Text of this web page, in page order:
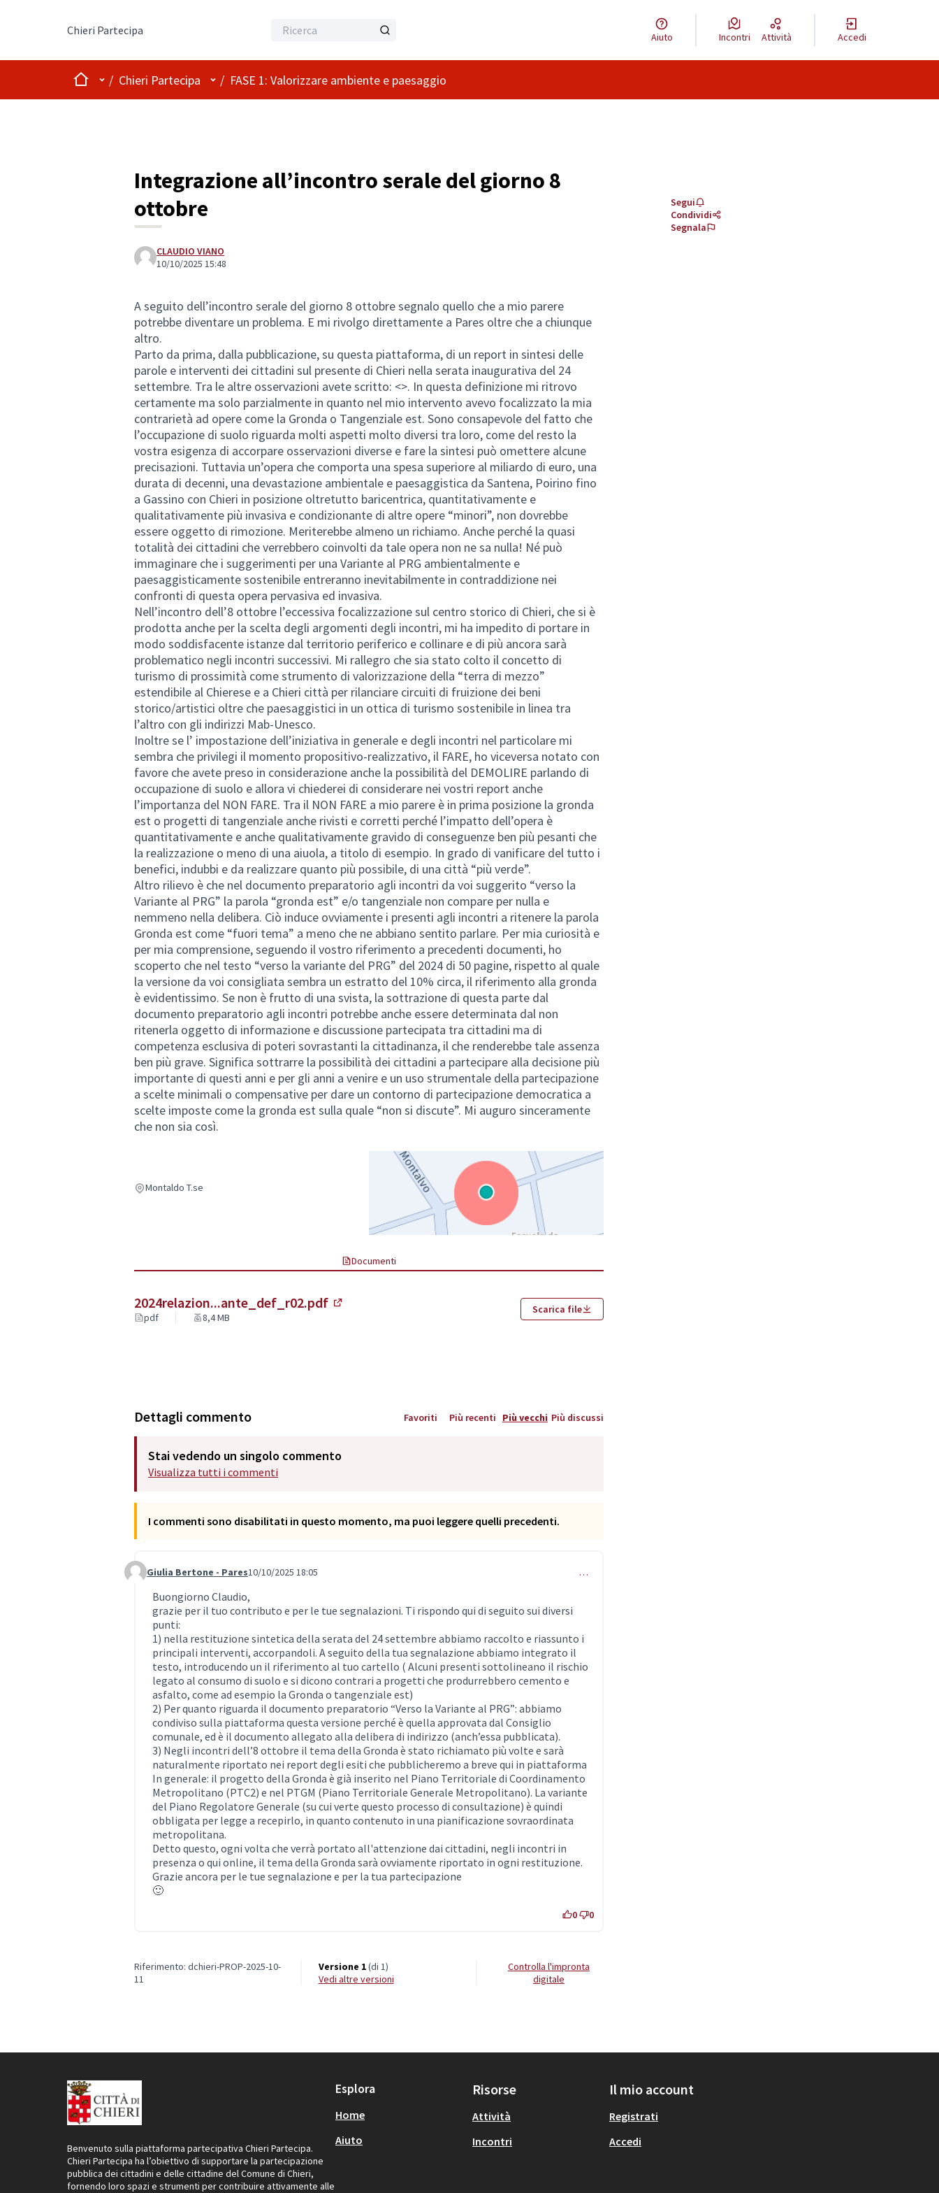
Chieri Partecipa Aiuto Incontri Attività Accedi
HomeMenù principale
/ Chieri Partecipa Menù utente
/ FASE 1: Valorizzare ambiente e paesaggio
Integrazione all’incontro serale del giorno 8
ottobre
CLAUDIO VIANO
10/10/2025 15:48
A seguito dell’incontro serale del giorno 8 ottobre segnalo quello che a mio parere
potrebbe diventare un problema. E mi rivolgo direttamente a Pares oltre che a chiunque
altro.
Parto da prima, dalla pubblicazione, su questa piattaforma, di un report in sintesi delle
parole e interventi dei cittadini sul presente di Chieri nella serata inaugurativa del 24
settembre. Tra le altre osservazioni avete scritto: <>. In questa definizione mi ritrovo
certamente ma solo parzialmente in quanto nel mio intervento avevo focalizzato la mia
contrarietà ad opere come la Gronda o Tangenziale est. Sono consapevole del fatto che
l’occupazione di suolo riguarda molti aspetti molto diversi tra loro, come del resto la
vostra esigenza di accorpare osservazioni diverse e fare la sintesi può omettere alcune
precisazioni. Tuttavia un’opera che comporta una spesa superiore al miliardo di euro, una
durata di decenni, una devastazione ambientale e paesaggistica da Santena, Poirino fino
a Gassino con Chieri in posizione oltretutto baricentrica, quantitativamente e
qualitativamente più invasiva e condizionante di altre opere “minori”, non dovrebbe
essere oggetto di rimozione. Meriterebbe almeno un richiamo. Anche perché la quasi
totalità dei cittadini che verrebbero coinvolti da tale opera non ne sa nulla! Né può
immaginare che i suggerimenti per una Variante al PRG ambientalmente e
paesaggisticamente sostenibile entreranno inevitabilmente in contraddizione nei
confronti di questa opera pervasiva ed invasiva.
Nell’incontro dell’8 ottobre l’eccessiva focalizzazione sul centro storico di Chieri, che si è
prodotta anche per la scelta degli argomenti degli incontri, mi ha impedito di portare in
modo soddisfacente istanze dal territorio periferico e collinare e di più ancora sarà
problematico negli incontri successivi. Mi rallegro che sia stato colto il concetto di
turismo di prossimità come strumento di valorizzazione della “terra di mezzo”
estendibile al Chierese e a Chieri città per rilanciare circuiti di fruizione dei beni
storico/artistici oltre che paesaggistici in un ottica di turismo sostenibile in linea tra
l’altro con gli indirizzi Mab-Unesco.
Inoltre se l’ impostazione dell’iniziativa in generale e degli incontri nel particolare mi
sembra che privilegi il momento propositivo-realizzativo, il FARE, ho viceversa notato con
favore che avete preso in considerazione anche la possibilità del DEMOLIRE parlando di
occupazione di suolo e allora vi chiederei di considerare nei vostri report anche
l’importanza del NON FARE. Tra il NON FARE a mio parere è in prima posizione la gronda
est o progetti di tangenziale anche rivisti e corretti perché l’impatto dell’opera è
quantitativamente e anche qualitativamente gravido di conseguenze ben più pesanti che
la realizzazione o meno di una aiuola, a titolo di esempio. In grado di vanificare del tutto i
benefici, indubbi e da realizzare quanto più possibile, di una città “più verde”.
Altro rilievo è che nel documento preparatorio agli incontri da voi suggerito “verso la
Variante al PRG” la parola “gronda est” e/o tangenziale non compare per nulla e
nemmeno nella delibera. Ciò induce ovviamente i presenti agli incontri a ritenere la parola
Gronda est come “fuori tema” a meno che ne abbiano sentito parlare. Per mia curiosità e
per mia comprensione, seguendo il vostro riferimento a precedenti documenti, ho
scoperto che nel testo “verso la variante del PRG” del 2024 di 50 pagine, rispetto al quale
la versione da voi consigliata sembra un estratto del 10% circa, il riferimento alla gronda
è evidentissimo. Se non è frutto di una svista, la sottrazione di questa parte dal
documento preparatorio agli incontri potrebbe anche essere determinata dal non
ritenerla oggetto di informazione e discussione partecipata tra cittadini ma di
competenza esclusiva di poteri sovrastanti la cittadinanza, il che renderebbe tale assenza
ben più grave. Significa sottrarre la possibilità dei cittadini a partecipare alla decisione più
importante di questi anni e per gli anni a venire e un uso strumentale della partecipazione
a scelte minimali o compensative per dare un contorno di partecipazione democratica a
scelte imposte come la gronda est sulla quale “non si discute”. Mi auguro sinceramente
che non sia così.
Montaldo T.se
Documenti
2024relazion...ante_def_r02.pdf
pdf 8,4 MB
Scarica file
Segui
Condividi
Segnala
Dettagli commento Favoriti Più recenti Più vecchi Più discussi
Stai vedendo un singolo commento
Visualizza tutti i commenti
I commenti sono disabilitati in questo momento, ma puoi leggere quelli precedenti.
Commento 4
Giulia Bertone - Pares10/10/2025 18:05 …
Buongiorno Claudio,
grazie per il tuo contributo e per le tue segnalazioni. Ti rispondo qui di seguito sui diversi
punti:
1) nella restituzione sintetica della serata del 24 settembre abbiamo raccolto e riassunto i
principali interventi, accorpandoli. A seguito della tua segnalazione abbiamo integrato il
testo, introducendo un il riferimento al tuo cartello ( Alcuni presenti sottolineano il rischio
legato al consumo di suolo e si dicono contrari a progetti che produrrebbero cemento e
asfalto, come ad esempio la Gronda o tangenziale est)
2) Per quanto riguarda il documento preparatorio “Verso la Variante al PRG”: abbiamo
condiviso sulla piattaforma questa versione perché è quella approvata dal Consiglio
comunale, ed è il documento allegato alla delibera di indirizzo (anch’essa pubblicata).
3) Negli incontri dell’8 ottobre il tema della Gronda è stato richiamato più volte e sarà
naturalmente riportato nei report degli esiti che pubblicheremo a breve qui in piattaforma
In generale: il progetto della Gronda è già inserito nel Piano Territoriale di Coordinamento
Metropolitano (PTC2) e nel PTGM (Piano Territoriale Generale Metropolitano). La variante
del Piano Regolatore Generale (su cui verte questo processo di consultazione) è quindi
obbligata per legge a recepirlo, in quanto contenuto in una pianificazione sovraordinata
metropolitana.
Detto questo, ogni volta che verrà portato all'attenzione dai cittadini, negli incontri in
presenza o qui online, il tema della Gronda sarà ovviamente riportato in ogni restituzione.
Grazie ancora per le tue segnalazione e per la tua partecipazione
🙂
0 0
Riferimento: dchieri-PROP-2025-10-
11
Versione 1(di 1)
vedi altre versioni
Controlla l'impronta
digitale
Benvenuto sulla piattaforma partecipativa Chieri Partecipa.
Chieri Partecipa ha l’obiettivo di supportare la partecipazione
pubblica dei cittadini e delle cittadine del Comune di Chieri,
fornendo loro spazi e strumenti per contribuire attivamente alle
Esplora
Home
Aiuto
Risorse
Attività
Incontri
Il mio account
Registrati
Accedi